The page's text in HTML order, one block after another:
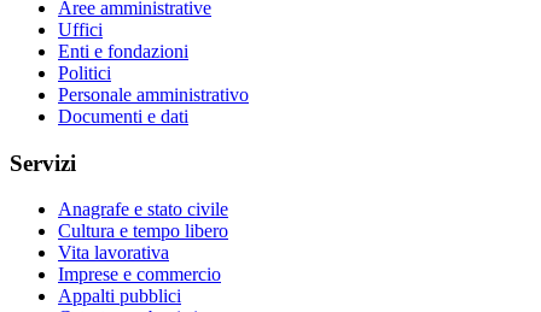
Aree amministrative
Uffici
Enti e fondazioni
Politici
Personale amministrativo
Documenti e dati
Servizi
Anagrafe e stato civile
Cultura e tempo libero
Vita lavorativa
Imprese e commercio
Appalti pubblici